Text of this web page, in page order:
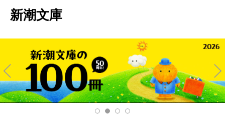
新潮文庫
Pre
v
Ne
xt